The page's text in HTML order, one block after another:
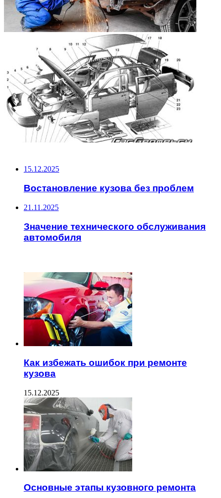
15.12.2025
Востановление кузова без проблем
21.11.2025
Значение технического обслуживания
автомобиля
Как избежать ошибок при ремонте
кузова
15.12.2025
Основные этапы кузовного ремонта